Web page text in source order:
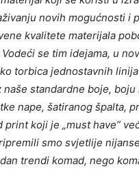
novih mogućnosti i
kvalitete materijala
Vodeći se tim idejama, u
torbica jednostavnih linija
standardne boje, boju
nape, šatiranog špalta,
koji je „must have”
smo svjetlije
trendi komad, nego